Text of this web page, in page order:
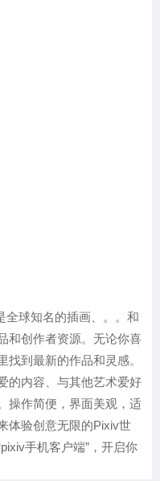
全球知名的插画、。。和
和创作者资源。无论你喜
到最新的作品和灵感。
的内容、与其他艺术爱好
操作简便，界面美观，适
体验创意无限的Pixiv世
手机客户端”，开启你